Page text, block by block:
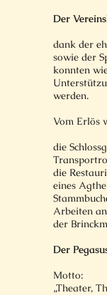
Der
dank der
sowie der
konnten
werden.
Vom Erlös
die
die
eines
Arbeiten
der
Der
Motto:
„Theater,